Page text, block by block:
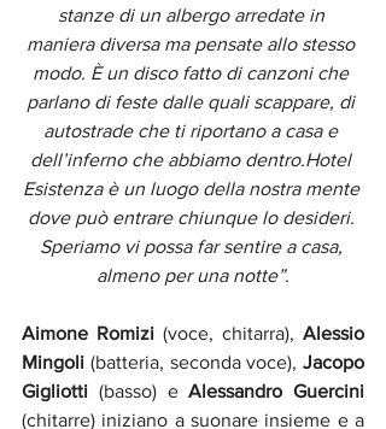
stanze di un albergo arredate in
maniera diversa ma pensate allo stesso
modo. È un disco fatto di canzoni che
parlano di feste dalle quali scappare, di
autostrade che ti riportano a casa e
dell’inferno che abbiamo dentro.Hotel
Esistenza è un luogo della nostra mente
dove può entrare chiunque lo desideri.
Speriamo vi possa far sentire a casa,
almeno per una notte”.
Aimone Romizi (voce, chitarra), Alessio
Mingoli (batteria, seconda voce), Jacopo
Gigliotti (basso) e Alessandro Guercini
(chitarre) iniziano a suonare insieme e a